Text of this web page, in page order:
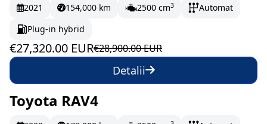
2021 154,000 km 2500 cm3
Automat
Plug-in hybrid
€27,320.00 EUR€28,900.00 EUR
Detalii
În stoc 432.83 EUR/lună
Toyota RAV4